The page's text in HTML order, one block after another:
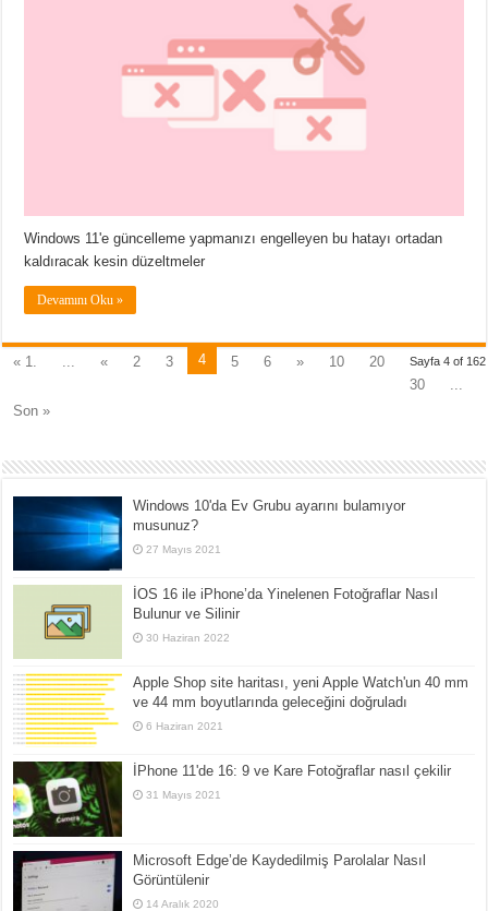
Windows 11'e güncelleme yapmanızı engelleyen bu hatayı ortadan
kaldıracak kesin düzeltmeler
Devamını Oku »
Sayfa 4 of 162
« 1. « 2 3 4 5 6 » 10
20
30
Son »
Windows 10'da Ev Grubu ayarını bulamıyor
musunuz?
27 Mayıs 2021
İOS 16 ile iPhone’da Yinelenen Fotoğraflar Nasıl
Bulunur ve Silinir
30 Haziran 2022
Apple Shop site haritası, yeni Apple Watch'un 40 mm
ve 44 mm boyutlarında geleceğini doğruladı
6 Haziran 2021
İPhone 11'de 16: 9 ve Kare Fotoğraflar nasıl çekilir
31 Mayıs 2021
Microsoft Edge’de Kaydedilmiş Parolalar Nasıl
Görüntülenir
14 Aralık 2020